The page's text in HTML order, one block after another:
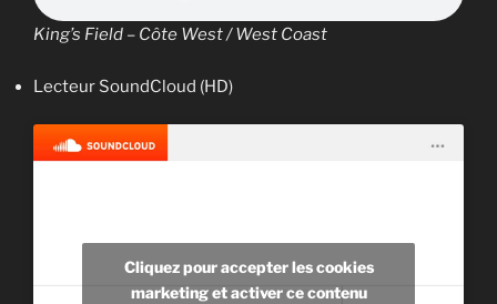
King’s Field – Côte West / West Coast
Lecteur SoundCloud (HD)
Cliquez pour accepter les cookies
marketing et activer ce contenu